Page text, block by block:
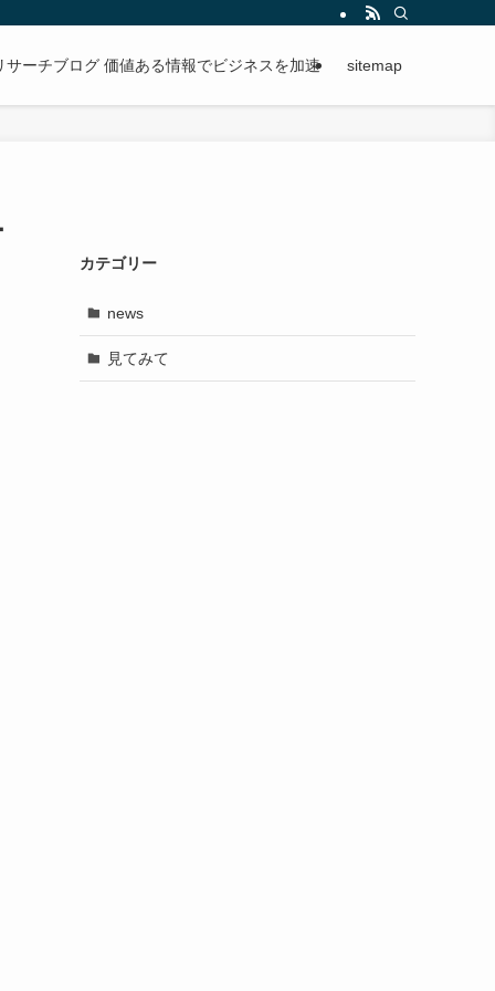
ーチブログ 価値ある情報でビジネスを加速 sitemap
カテゴリー
news
見てみて